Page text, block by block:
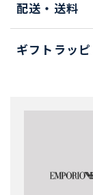
配送・送料
ギフトラッ